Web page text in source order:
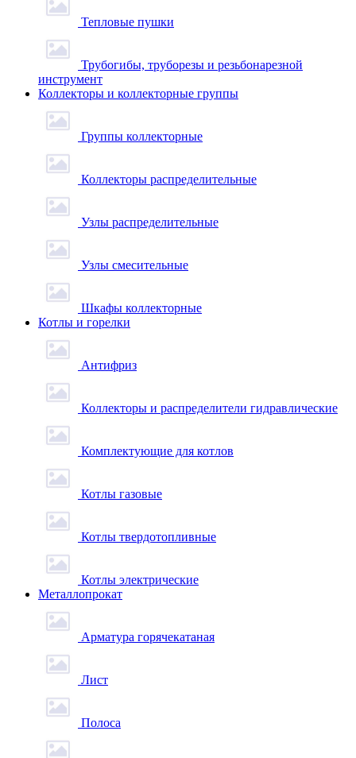
Тепловые пушки
Трубогибы, труборезы и резьбонарезной
инструмент
Коллекторы и коллекторные группы
Группы коллекторные
Коллекторы распределительные
Узлы распределительные
Узлы смесительные
Шкафы коллекторные
Котлы и горелки
Антифриз
Коллекторы и распределители гидравлические
Комплектующие для котлов
Котлы газовые
Котлы твердотопливные
Котлы электрические
Металлопрокат
Арматура горячекатаная
Лист
Полоса